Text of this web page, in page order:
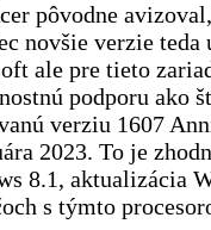
pôvodne
novšie verzie teda
ale pre tieto
podporu ako
verziu 1607
2023. To je
8.1, aktualizácia
s týmto